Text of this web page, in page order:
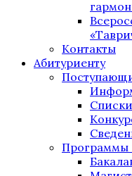
Контакты
Абитуриенту
Программы